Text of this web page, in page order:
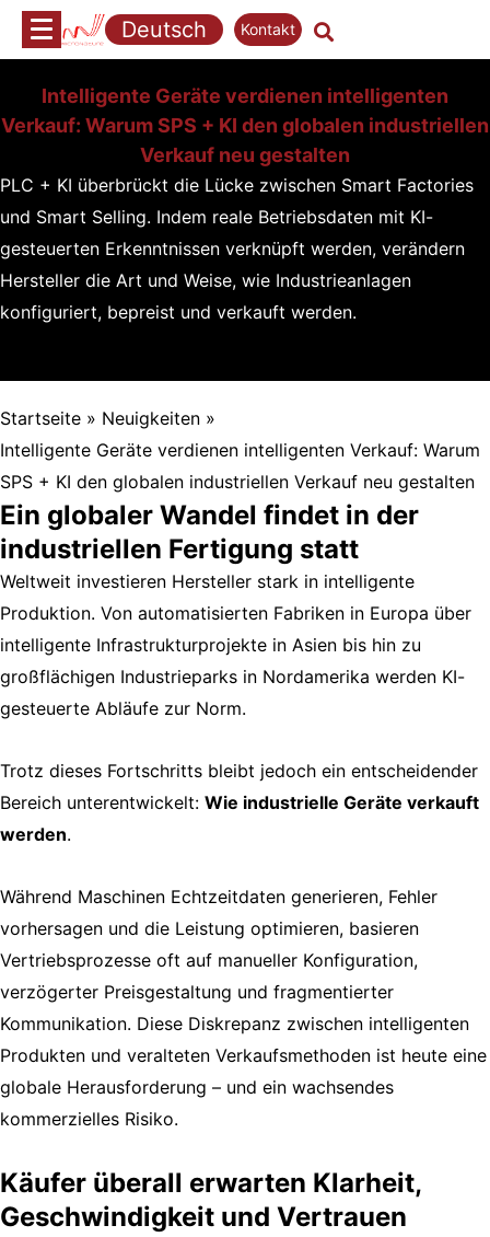
Zum
Inhalt
Deutsch Kontakt
Intelligente Geräte verdienen intelligenten
Verkauf: Warum SPS + KI den globalen industriellen
Verkauf neu gestalten
PLC + KI überbrückt die Lücke zwischen Smart Factories
und Smart Selling. Indem reale Betriebsdaten mit KI-
gesteuerten Erkenntnissen verknüpft werden, verändern
Hersteller die Art und Weise, wie Industrieanlagen
konfiguriert, bepreist und verkauft werden.
Startseite » Neuigkeiten »
Intelligente Geräte verdienen intelligenten Verkauf: Warum
SPS + KI den globalen industriellen Verkauf neu gestalten
Ein globaler Wandel findet in der
industriellen Fertigung statt
Weltweit investieren Hersteller stark in intelligente
Produktion. Von automatisierten Fabriken in Europa über
intelligente Infrastrukturprojekte in Asien bis hin zu
großflächigen Industrieparks in Nordamerika werden KI-
gesteuerte Abläufe zur Norm.
Trotz dieses Fortschritts bleibt jedoch ein entscheidender
Bereich unterentwickelt: Wie industrielle Geräte verkauft
werden.
Während Maschinen Echtzeitdaten generieren, Fehler
vorhersagen und die Leistung optimieren, basieren
Vertriebsprozesse oft auf manueller Konfiguration,
verzögerter Preisgestaltung und fragmentierter
Kommunikation. Diese Diskrepanz zwischen intelligenten
Produkten und veralteten Verkaufsmethoden ist heute eine
globale Herausforderung – und ein wachsendes
kommerzielles Risiko.
Käufer überall erwarten Klarheit,
Geschwindigkeit und Vertrauen